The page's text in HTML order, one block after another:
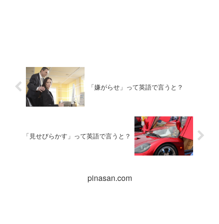
「嫌がらせ」って英語で言うと？
「見せびらかす」って英語で言うと？
pinasan.com